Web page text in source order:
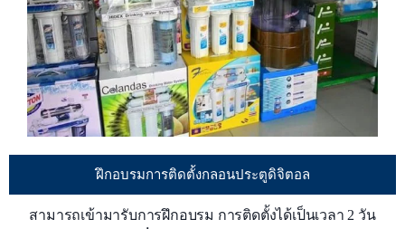
ฝึกอบรมการติดตั้งกลอนประตูดิจิตอล
สามารถเข้ามารับการฝึกอบรม การติดตั้งได้เป็นเวลา 2 วัน